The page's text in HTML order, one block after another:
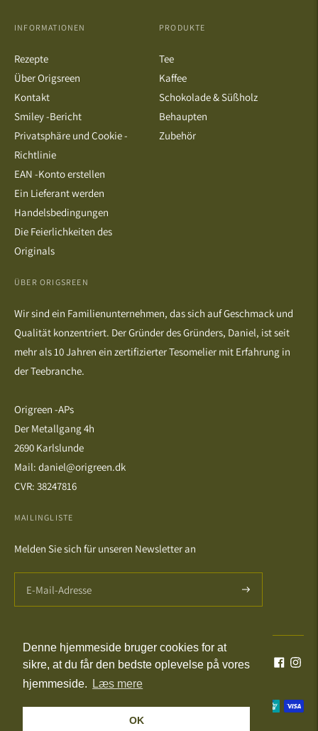
Denne hjemmeside bruger cookies for at
sikre, at du får den bedste oplevelse på vores
hjemmeside.
Læs mere
OK
ÜBER ORIGSREEN
Wir sind ein Familienunternehmen, das sich auf Geschmack und
Qualität konzentriert. Der Gründer des Gründers, Daniel, ist seit
mehr als 10 Jahren ein zertifizierter Tesomelier mit Erfahrung in
der Teebranche.
Origreen -APs
Der Metallgang 4h
2690 Karlslunde
Mail: daniel@origreen.dk
CVR: 38247816
INFORMATIONEN
Rezepte
Über Origsreen
Kontakt
Smiley -Bericht
Privatsphäre und Cookie -
Richtlinie
EAN -Konto erstellen
Ein Lieferant werden
Handelsbedingungen
Die Feierlichkeiten des
Originals
PRODUKTE
Tee
Kaffee
Schokolade & Süßholz
Behaupten
Zubehör
MAILINGLISTE
Melden Sie sich für unseren Newsletter an
Sprache
Deutsch Währung
DKK kr.
Akzeptierte